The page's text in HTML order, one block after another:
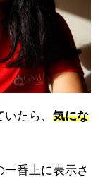
たら、 気にな
一番上に表示さ